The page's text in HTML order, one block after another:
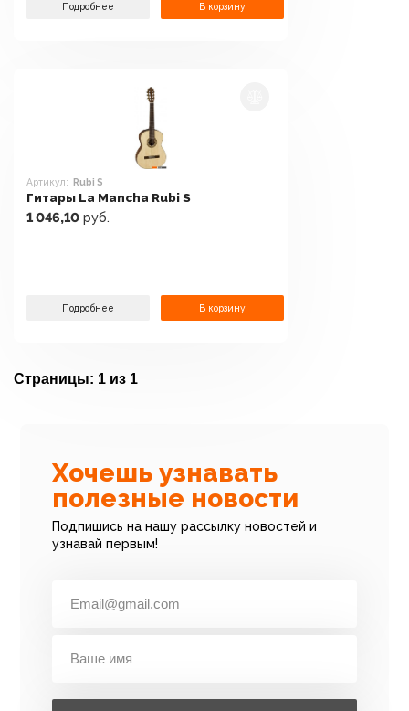
Подробнее В корзину
Артикул: Rubi S
Гитары La Mancha Rubi S
1 046,10 руб.
Подробнее В корзину
Страницы: 1 из 1
Хочешь узнавать
полезные новости
Подпишись на нашу рассылку новостей и
узнавай первым!